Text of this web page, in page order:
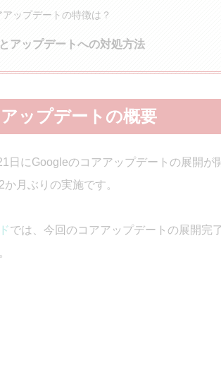
ップデートの特徴は？
アップデートへの対処方法
ップデートの概要
日にGoogleのコアアップデートの展開が
月ぶりの実施です。
では、今回のコアアップデートの展開完